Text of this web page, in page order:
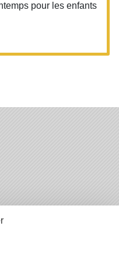
pour les enfants